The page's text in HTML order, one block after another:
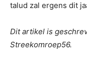
talud zal ergens dit
Dit artikel is
Streekomroep56.